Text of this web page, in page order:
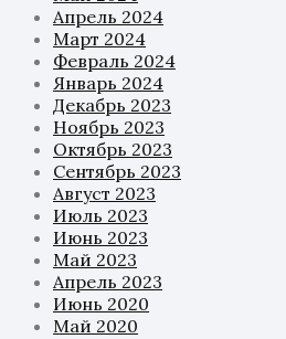
Апрель 2024
Март 2024
Февраль 2024
Январь 2024
Декабрь 2023
Ноябрь 2023
Октябрь 2023
Сентябрь 2023
Август 2023
Июль 2023
Июнь 2023
Май 2023
Апрель 2023
Июнь 2020
Май 2020